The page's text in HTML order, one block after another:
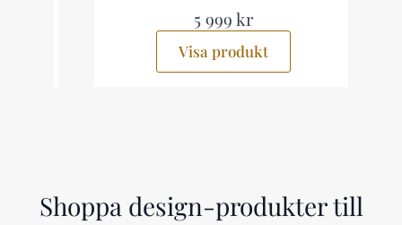
5 999 kr
Visa produkt
Shoppa design-produkter till